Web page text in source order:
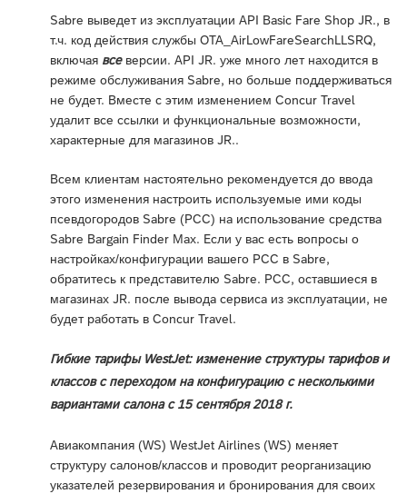
Sabre выведет из эксплуатации API Basic Fare Shop JR., в
т.ч. код действия службы OTA_AirLowFareSearchLLSRQ,
включая всеверсии. API JR. уже много лет находится в
режиме обслуживания Sabre, но больше поддерживаться
не будет. Вместе с этим изменением Concur Travel
удалит все ссылки и функциональные возможности,
характерные для магазинов JR..
Всем клиентам настоятельно рекомендуется до ввода
этого изменения настроить используемые ими коды
псевдогородов Sabre (PCC) на использование средства
Sabre Bargain Finder Max. Если у вас есть вопросы о
настройках/конфигурации вашего PCC в Sabre,
обратитесь к представителю Sabre. PCC, оставшиеся в
магазинах JR. после вывода сервиса из эксплуатации, не
будет работать в Concur Travel.
Гибкие тарифы WestJet: изменение структуры тарифов и
классов с переходом на конфигурацию с несколькими
вариантами салона с 15 сентября 2018 г.
Авиакомпания (WS) WestJet Airlines (WS) меняет
структуру салонов/классов и проводит реорганизацию
указателей резервирования и бронирования для своих